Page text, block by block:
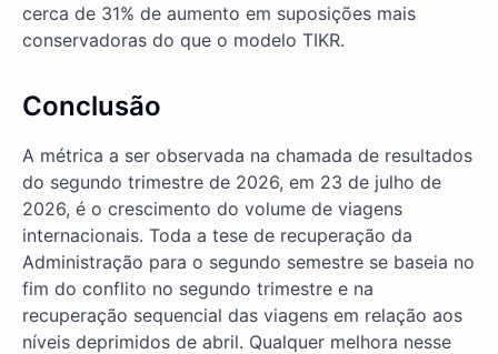
cerca de 31% de aumento em suposições mais
conservadoras do que o modelo TIKR.
Conclusão
A métrica a ser observada na chamada de resultados
do segundo trimestre de 2026, em 23 de julho de
2026, é o crescimento do volume de viagens
internacionais. Toda a tese de recuperação da
Administração para o segundo semestre se baseia no
fim do conflito no segundo trimestre e na
recuperação sequencial das viagens em relação aos
níveis deprimidos de abril. Qualquer melhora nesse